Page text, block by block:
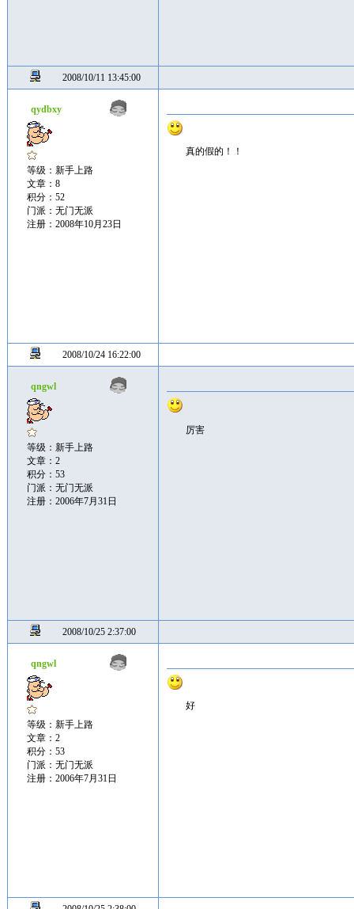
2008/10/11 13:45:00
qydbxy
等级：新手上路
文章：8
积分：52
门派：无门无派
注册：2008年10月23日
真的假的！！
2008/10/24 16:22:00
qngwl
等级：新手上路
文章：2
积分：53
门派：无门无派
注册：2006年7月31日
厉害
2008/10/25 2:37:00
qngwl
等级：新手上路
文章：2
积分：53
门派：无门无派
注册：2006年7月31日
好